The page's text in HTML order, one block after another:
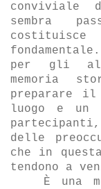
conviviale
sembra
per gli
memoria
preparare il
luogo e un
delle
che in
tendono a
È una